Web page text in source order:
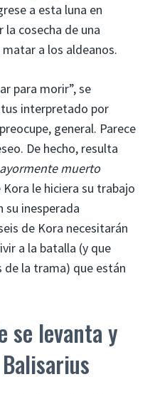
a esta luna en
la cosecha de una
a los aldeanos.
para morir”, se
interpretado por
general. Parece
De hecho, resulta
muerto
le hiciera su trabajo
su inesperada
de Kora necesitarán
a la batalla (y que
la trama) que están
se levanta y